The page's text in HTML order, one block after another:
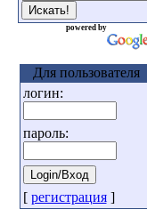
powered by
Для пользователя
логин:
пароль:
[ регистрация]